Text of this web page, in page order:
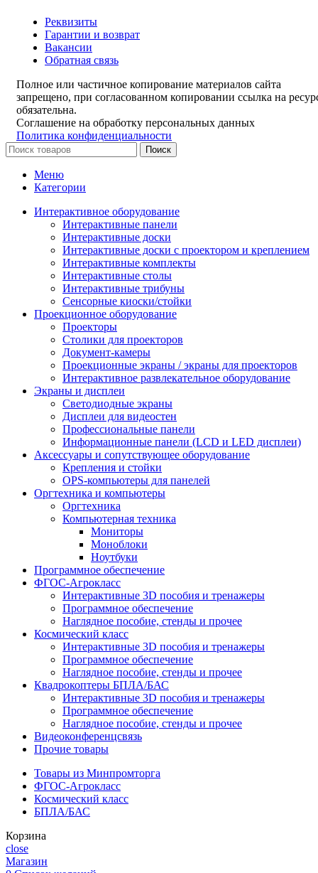
Реквизиты
Гарантии и возврат
Вакансии
Обратная связь
Полное или частичное копирование материалов сайта
запрещено, при согласованном копировании ссылка на
обязательна.
Соглашение на обработку персональных данных
Политика конфиденциальности
Поиск
Меню
Категории
Интерактивное оборудование
Интерактивные панели
Интерактивные доски
Интерактивные доски с проектором и креплением
Интерактивные комплекты
Интерактивные столы
Интерактивные трибуны
Сенсорные киоски/стойки
Проекционное оборудование
Проекторы
Столики для проекторов
Документ-камеры
Проекционные экраны / экраны для проекторов
Интерактивное развлекательное оборудование
Экраны и дисплеи
Светодиодные экраны
Дисплеи для видеостен
Профессиональные панели
Информационные панели (LCD и LED дисплеи)
Аксессуары и сопутствующее оборудование
Крепления и стойки
OPS-компьютеры для панелей
Оргтехника и компьютеры
Оргтехника
Компьютерная техника
Мониторы
Моноблоки
Ноутбуки
Программное обеспечение
ФГОС-Агрокласс
Интерактивные 3D пособия и тренажеры
Программное обеспечение
Наглядное пособие, стенды и прочее
Космический класс
Интерактивные 3D пособия и тренажеры
Программное обеспечение
Наглядное пособие, стенды и прочее
Квадрокоптеры БПЛА/БАС
Интерактивные 3D пособия и тренажеры
Программное обеспечение
Наглядное пособие, стенды и прочее
Видеоконференцсвязь
Прочие товары
Товары из Минпромторга
ФГОС-Агрокласс
Космический класс
БПЛА/БАС
Корзина
close
Магазин